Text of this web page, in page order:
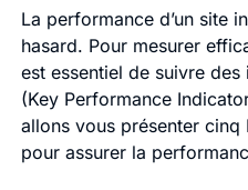
La performance d’un site
hasard. Pour mesurer
est essentiel de suivre
(Key Performance
allons vous présenter cinq
pour assurer la